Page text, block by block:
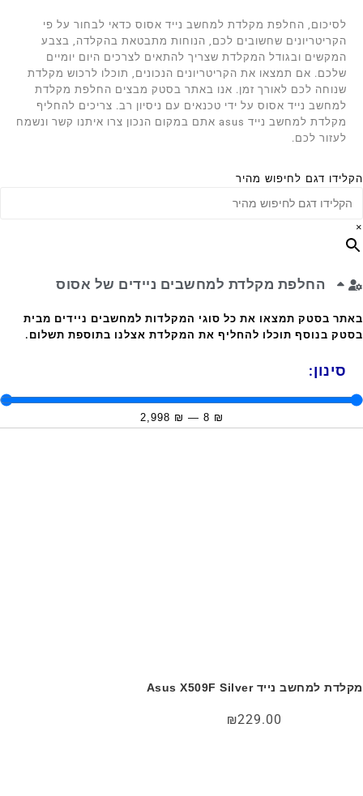
לסיכום, החלפת מקלדת למחשב נייד אסוס כדאי לבחור על פי
הקריטריונים שחשובים לכם, הנוחות מתבטאת בהקלדה, בצבע
המקשים ובגודל המקלדת שצריך להתאים לצרכים היום יומיים
שלכם. אם תמצאו את הקריטריונים הנכונים, תוכלו לרכוש מקלדת
שנוחה לכם לאורך זמן. אנו באתר בסטק מבצים החלפת מקלדת
למחשב נייד אסוס על ידי טכנאים עם ניסיון רב. צריכים להחליף
מקלדת למחשב נייד asus אתם במקום הנכון צרו איתנו קשר ונשמח
לעזור לכם.
הקלידו דגם לחיפוש מהיר
×
החלפת מקלדת למחשבים ניידים של אסוס
באתר בסטק תמצאו את כל סוגי המקלדות למחשבים ניידים מבית
בסטק בנוסף תוכלו להחליף את המקלדת אצלנו בתוספת תשלום.
סינון:
₪
8
—
₪
2,998
מקלדת למחשב נייד Asus X509F Silver
₪229.00